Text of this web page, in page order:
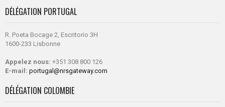
DÉLÉGATION PORTUGAL
R. Poeta Bocage 2, Escritorio 3H
1600-233 Lisbonne
Appelez nous: +351 308 800 126
E-mail: portugal@nrsgateway.com
DÉLÉGATION COLOMBIE